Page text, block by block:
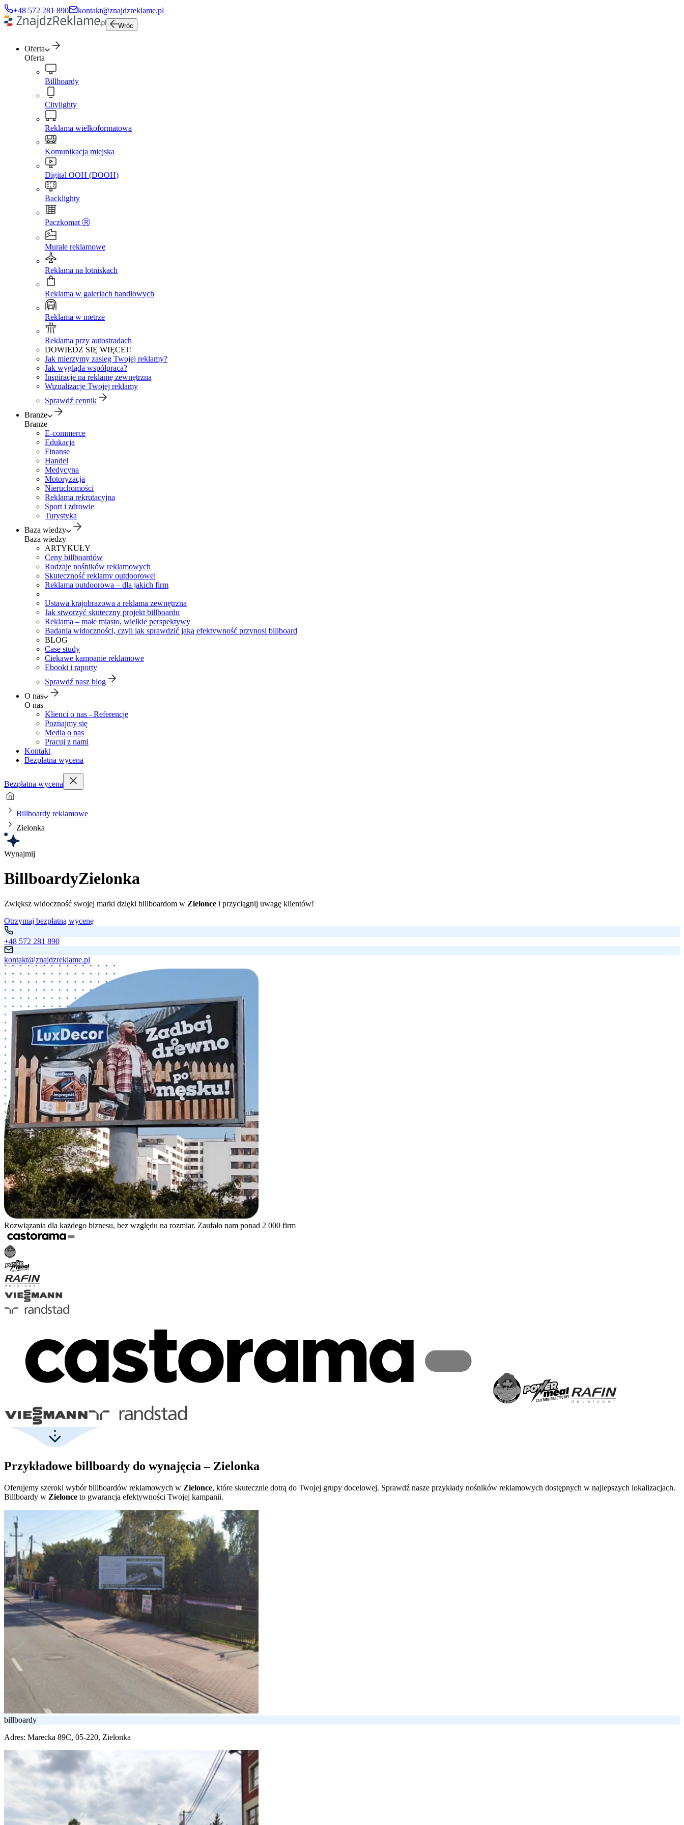
+48 572 281 890 kontakt@znajdzreklame.pl
Wróc
Oferta
Oferta
Billboardy
Citylighty
Reklama wielkoformatowa
Komunikacja miejska
Digital OOH (DOOH)
Backlighty
Paczkomat Ⓡ
Murale reklamowe
Reklama na lotniskach
Reklama w galeriach handlowych
Reklama w metrze
Reklama przy autostradach
DOWIEDZ SIĘ WIĘCEJ!
Jak mierzymy zasięg Twojej reklamy?
Jak wygląda współpraca?
Inspiracje na reklamę zewnętrzną
Wizualizacje Twojej reklamy
Sprawdź cennik
Branże
Branże
E-commerce
Edukacja
Finanse
Handel
Medycyna
Motoryzacja
Nieruchomości
Reklama rekrutacyjna
Sport i zdrowie
Turystyka
Baza wiedzy
Baza wiedzy
ARTYKUŁY
Ceny billboardów
Rodzaje nośników reklamowych
Skuteczność reklamy outdoorowej
Reklama outdoorowa – dla jakich firm
Ustawa krajobrazowa a reklama zewnętrzna
Jak stworzyć skuteczny projekt billboardu
Reklama – małe miasto, wielkie perspektywy
Badania widoczności, czyli jak sprawdzić jaką efektywność przynosi billboard
BLOG
Case study
Ciekawe kampanie reklamowe
Ebooki i raporty
Sprawdź nasz blog
O nas
O nas
Klienci o nas - Referencje
Poznajmy się
Media o nas
Pracuj z nami
Kontakt
Bezpłatna wycena
Bezpłatna wycena
Billboardy reklamowe
Zielonka
Wynajmij
BillboardyZielonka
Zwiększ widoczność swojej marki dzięki billboardom w Zielonce i przyciągnij uwagę klientów!
Otrzymaj bezpłatną wycenę
+48 572 281 890
kontakt@znajdzreklame.pl
Rozwiązania dla każdego biznesu, bez względu na rozmiar. Zaufało nam ponad 2 000 firm
Przykładowe billboardy do wynajęcia – Zielonka
Oferujemy szeroki wybór billboardów reklamowych w Zielonce, które skutecznie dotrą do Twojej grupy docelowej. Sprawdź nasze przykłady nośników reklamowych dostępnych w najlepszych lokalizacjach.
Billboardy w Zielonce to gwarancja efektywności Twojej kampanii.
billboardy
Adres: Marecka 89C, 05-220, Zielonka